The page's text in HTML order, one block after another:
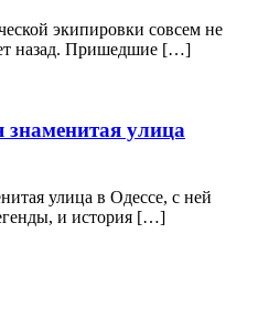
экипировки совсем не
назад. Пришедшие […]
знаменитая улица
улица в Одессе, с ней
и история […]